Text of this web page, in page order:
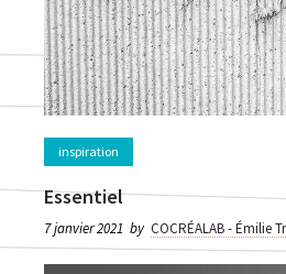
inspiration
Essentiel
7 janvier 2021 by COCRÉALAB - Émilie